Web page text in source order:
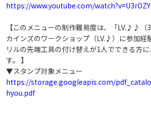
https://www.youtube.com/
【このメニューの制作難易度は、「LV.♪♪（3
カインズのワークショップ（LV.♪）に参加経
リルの先端工具の付け替えが1人でできる方
す。 】
▼スタンプ対象メニュー
https://storage.googleapis.com/
hyou.pdf